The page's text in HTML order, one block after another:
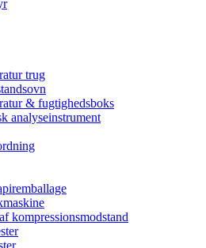
trug
& fugtighedsboks
analyseinstrument
kompressionsmodstand